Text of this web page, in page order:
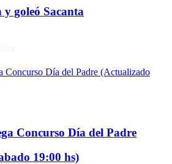
goleó Sacanta
Concurso Día del Padre
19:00 hs)